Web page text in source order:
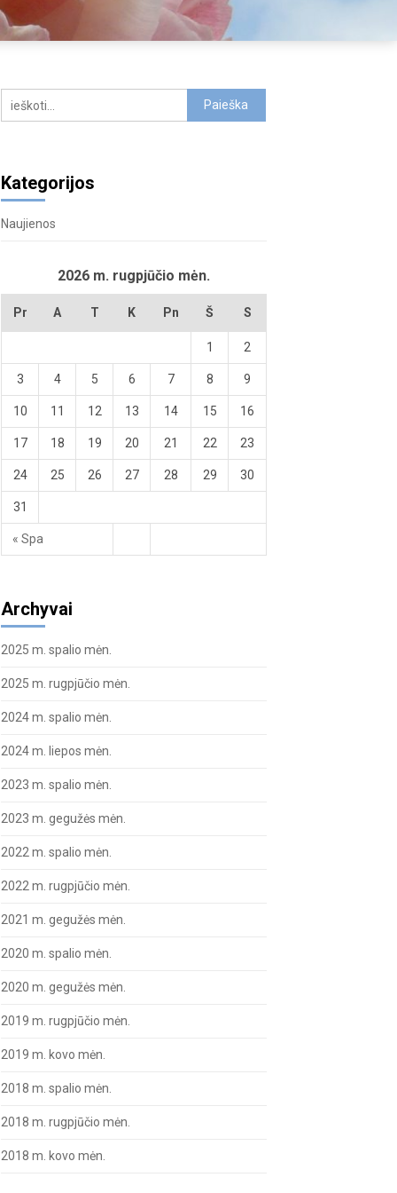
Kategorijos
Naujienos
2026 m. rugpjūčio mėn.
Pr A T K Pn Š S
« Spa
1 2
3 4 5 6 7 8 9
10 11 12 13 14 15 16
17 18 19 20 21 22 23
24 25 26 27 28 29 30
31
Archyvai
2025 m. spalio mėn.
2025 m. rugpjūčio mėn.
2024 m. spalio mėn.
2024 m. liepos mėn.
2023 m. spalio mėn.
2023 m. gegužės mėn.
2022 m. spalio mėn.
2022 m. rugpjūčio mėn.
2021 m. gegužės mėn.
2020 m. spalio mėn.
2020 m. gegužės mėn.
2019 m. rugpjūčio mėn.
2019 m. kovo mėn.
2018 m. spalio mėn.
2018 m. rugpjūčio mėn.
2018 m. kovo mėn.